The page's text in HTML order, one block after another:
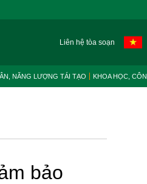
Liên hệ tòa soạn
NĂNG LƯỢNG TÁI TẠO KHOA HỌC,
bảo